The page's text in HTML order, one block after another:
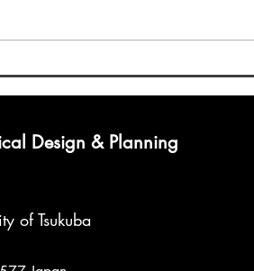
Design & Planning
of Tsukuba